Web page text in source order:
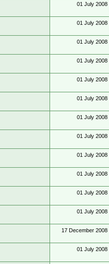
01 July 2008
01 July 2008
01 July 2008
01 July 2008
01 July 2008
01 July 2008
01 July 2008
01 July 2008
01 July 2008
01 July 2008
01 July 2008
01 July 2008
17 December 2008
01 July 2008